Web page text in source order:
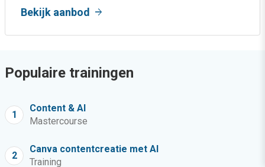
Bekijk aanbod arrow_forward
Populaire trainingen
1
Content & AI
Mastercourse
2
Canva contentcreatie met AI
Training